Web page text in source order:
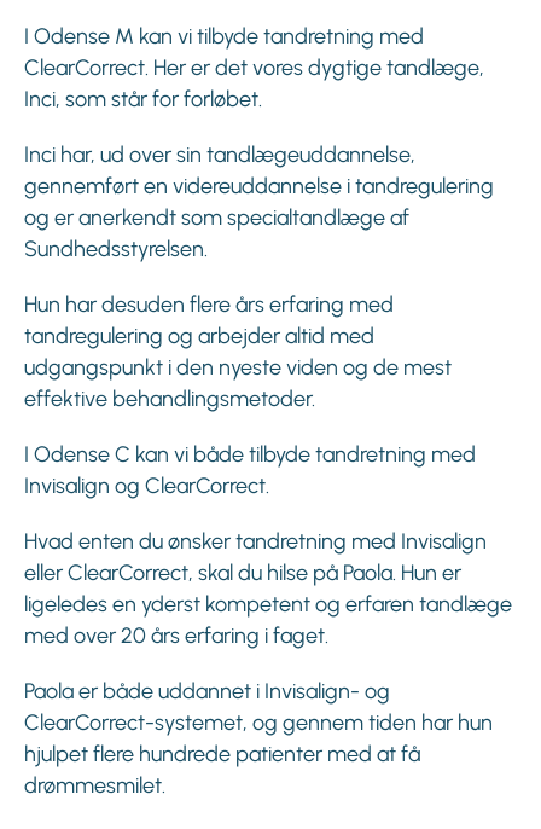
I Odense M kan vi tilbyde tandretning med
ClearCorrect. Her er det vores dygtige tandlæge,
Inci, som står for forløbet.
Inci har, ud over sin tandlægeuddannelse,
gennemført en videreuddannelse i tandregulering
og er anerkendt som specialtandlæge af
Sundhedsstyrelsen.
Hun har desuden flere års erfaring med
tandregulering og arbejder altid med
udgangspunkt i den nyeste viden og de mest
effektive behandlingsmetoder.
I Odense C kan vi både tilbyde tandretning med
Invisalign og ClearCorrect.
Hvad enten du ønsker tandretning med Invisalign
eller ClearCorrect, skal du hilse på Paola. Hun er
ligeledes en yderst kompetent og erfaren tandlæge
med over 20 års erfaring i faget.
Paola er både uddannet i Invisalign- og
ClearCorrect-systemet, og gennem tiden har hun
hjulpet flere hundrede patienter med at få
drømmesmilet.